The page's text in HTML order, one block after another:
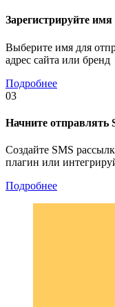
Зарегистрируйте
Выберите имя для
адрес сайта или бренд
Подробнее
03
Начните отправлять
Создайте SMS
плагин или
Подробнее